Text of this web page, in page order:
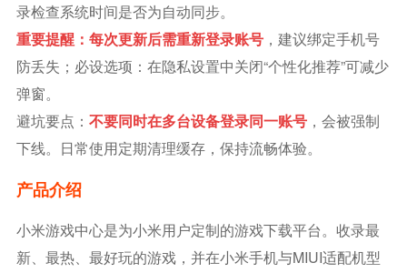
录检查系统时间是否为自动同步。
重要提醒：每次更新后需重新登录账号，建议绑定手机号
防丢失；必设选项：在隐私设置中关闭“个性化推荐”可减少
弹窗。
避坑要点： 不要同时在多台设备登录同一账号，会被强制
下线。日常使用定期清理缓存，保持流畅体验。
产品介绍
小米游戏中心是为小米用户定制的游戏下载平台。收录最
新、最热、最好玩的游戏，并在小米手机与MIUI适配机型